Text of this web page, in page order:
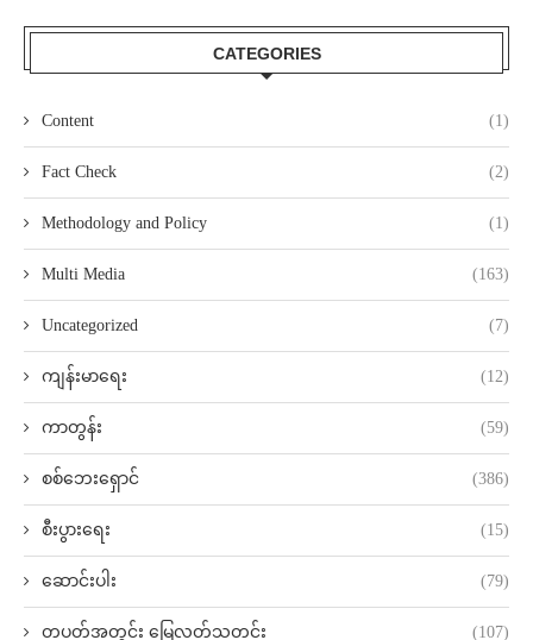
CATEGORIES
Content (1)
Fact Check (2)
Methodology and Policy (1)
Multi Media (163)
Uncategorized (7)
ကျန်းမာရေး (12)
ကာတွန်း (59)
စစ်ဘေးရှောင် (386)
စီးပွားရေး (15)
ဆောင်းပါး (79)
တပတ်အတွင်း မြေလတ်သတင်း (107)